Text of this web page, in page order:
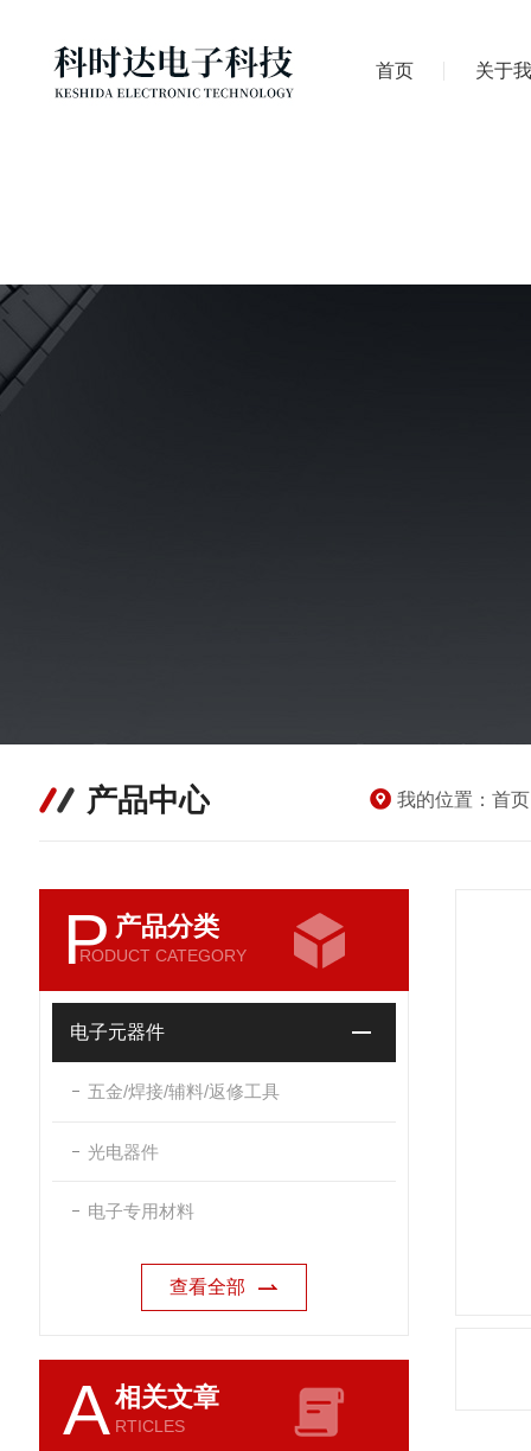
首页 关于
产品中心 我的位置： 首页
P 产品分类
RODUCT CATEGORY
电子元器件
五金/焊接/辅料/返修工具
光电器件
电子专用材料
查看全部
A相关文章
RTICLES